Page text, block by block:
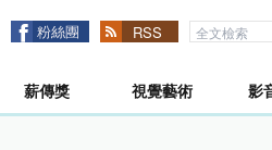
粉絲團 RSS
薪傳獎 視覺藝術 影